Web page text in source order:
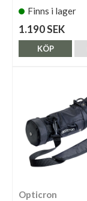
Finns i lager
1.190 SEK
KÖP
Opticron